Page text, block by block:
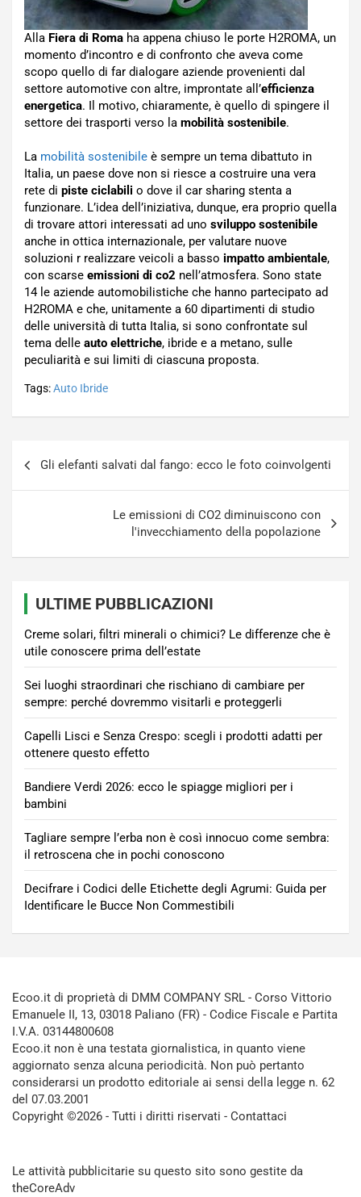
Alla Fiera di Roma ha appena chiuso le porte H2ROMA, un
momento d’incontro e di confronto che aveva come
scopo quello di far dialogare aziende provenienti dal
settore automotive con altre, improntate all’efficienza
energetica. Il motivo, chiaramente, è quello di spingere il
settore dei trasporti verso la mobilità sostenibile.
La mobilità sostenibile è sempre un tema dibattuto in
Italia, un paese dove non si riesce a costruire una vera
rete di piste ciclabili o dove il car sharing stenta a
funzionare. L’idea dell’iniziativa, dunque, era proprio quella
di trovare attori interessati ad uno sviluppo sostenibile
anche in ottica internazionale, per valutare nuove
soluzioni r realizzare veicoli a basso impatto ambientale,
con scarse emissioni di co2 nell’atmosfera. Sono state
14 le aziende automobilistiche che hanno partecipato ad
H2ROMA e che, unitamente a 60 dipartimenti di studio
delle università di tutta Italia, si sono confrontate sul
tema delle auto elettriche, ibride e a metano, sulle
peculiarità e sui limiti di ciascuna proposta.
Tags:Auto Ibride
Gli elefanti salvati dal fango: ecco le foto coinvolgenti
Le emissioni di CO2 diminuiscono con
l'invecchiamento della popolazione
ULTIME PUBBLICAZIONI
Creme solari, filtri minerali o chimici? Le differenze che è
utile conoscere prima dell’estate
Sei luoghi straordinari che rischiano di cambiare per
sempre: perché dovremmo visitarli e proteggerli
Capelli Lisci e Senza Crespo: scegli i prodotti adatti per
ottenere questo effetto
Bandiere Verdi 2026: ecco le spiagge migliori per i
bambini
Tagliare sempre l’erba non è così innocuo come sembra:
il retroscena che in pochi conoscono
Decifrare i Codici delle Etichette degli Agrumi: Guida per
Identificare le Bucce Non Commestibili
Ecoo.it di proprietà di DMM COMPANY SRL - Corso Vittorio
Emanuele II, 13, 03018 Paliano (FR) - Codice Fiscale e Partita
I.V.A. 03144800608
Ecoo.it non è una testata giornalistica, in quanto viene
aggiornato senza alcuna periodicità. Non può pertanto
considerarsi un prodotto editoriale ai sensi della legge n. 62
del 07.03.2001
Copyright ©2026 - Tutti i diritti riservati - Contattaci
Le attività pubblicitarie su questo sito sono gestite da
theCoreAdv